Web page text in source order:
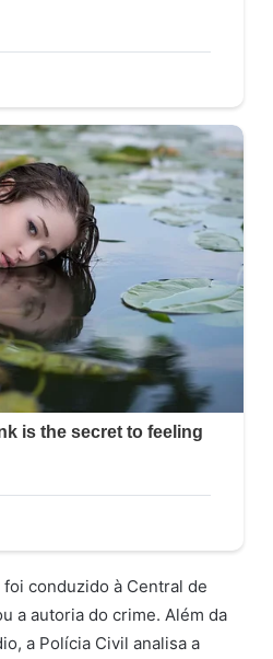
conduzido à Central de
a autoria do crime. Além da
a Polícia Civil analisa a